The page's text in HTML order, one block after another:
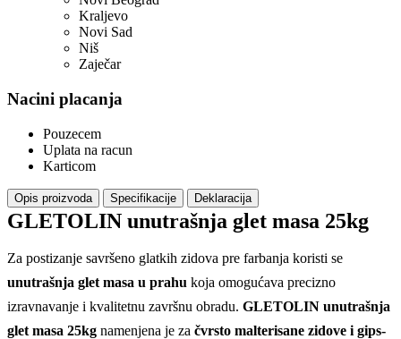
Kraljevo
Novi Sad
Niš
Zaječar
Nacini placanja
Pouzecem
Uplata na racun
Karticom
Opis proizvoda Specifikacije Deklaracija
GLETOLIN unutrašnja glet masa 25kg
Za postizanje savršeno glatkih zidova pre farbanja koristi se
unutrašnja glet masa u prahu koja omogućava precizno
izravnavanje i kvalitetnu završnu obradu. GLETOLIN unutrašnja
glet masa 25kg namenjena je za čvrsto malterisane zidove i gips-